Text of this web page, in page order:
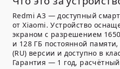
Redmi A3 — доступный
от Xiaomi. Устройство
экраном с разрешением
и 128 ГБ постоянной
(RU) версии и доступно в
Гарантия — 1 год,